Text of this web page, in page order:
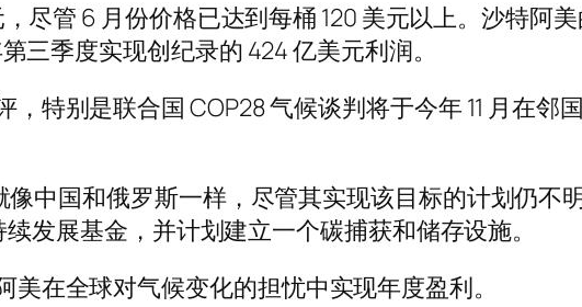
尽管 6 月份价格已达到每桶 120 美元以上。沙特阿
三季度实现创纪录的 424 亿美元利润。
特别是联合国 COP28 气候谈判将于今年 11 月在邻
中国和俄罗斯一样，尽管其实现该目标的计划仍不
发展基金，并计划建立一个碳捕获和储存设施。
在全球对气候变化的担忧中实现年度盈利。